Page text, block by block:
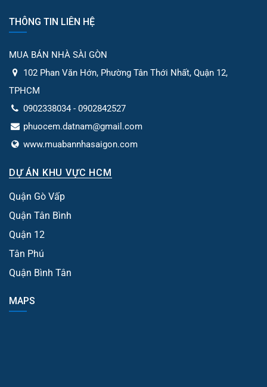
THÔNG TIN LIÊN HỆ
MUA BÁN NHÀ SÀI GÒN
102 Phan Văn Hớn, Phường Tân Thới Nhất, Quận 12,
TPHCM
0902338034 - 0902842527
phuocem.datnam@gmail.com
www.muabannhasaigon.com
DỰ ÁN KHU VỰC HCM
Quận Gò Vấp
Quận Tân Bình
Quận 12
Tân Phú
Quận Bình Tân
MAPS